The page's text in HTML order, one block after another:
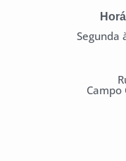
Segunda
Campo